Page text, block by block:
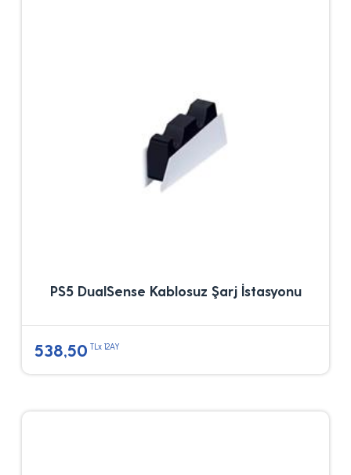
PS5 DualSense Kablosuz Şarj İstasyonu
538,50 TLx 12AY